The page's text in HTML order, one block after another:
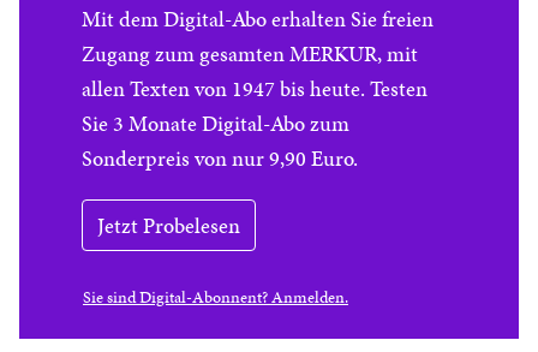
Mit dem Digital-Abo erhalten Sie freien
Zugang zum gesamten MERKUR, mit
allen Texten von 1947 bis heute. Testen
Sie 3 Monate Digital-Abo zum
Sonderpreis von nur 9,90 Euro.
Jetzt Probelesen
Sie sind Digital-Abonnent? Anmelden.